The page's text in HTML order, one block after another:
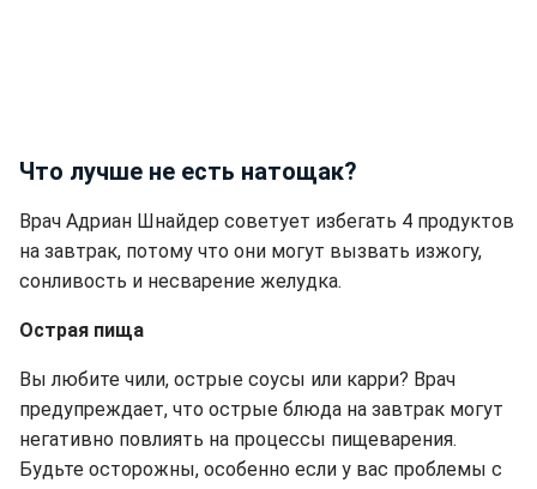
Что лучше не есть натощак?
Врач Адриан Шнайдер советует избегать 4 продуктов
на завтрак, потому что они могут вызвать изжогу,
сонливость и несварение желудка.
Острая пища
Вы любите чили, острые соусы или карри? Врач
предупреждает, что острые блюда на завтрак могут
негативно повлиять на процессы пищеварения.
Будьте осторожны, особенно если у вас проблемы с